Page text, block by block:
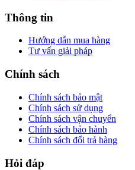
Thông tin
Hướng dẫn mua hàng
Tư vấn giải pháp
Chính sách
Chính sách bảo mật
Chính sách sử dụng
Chính sách vận chuyển
Chính sách bảo hành
Chính sách đổi trả hàng
Hỏi đáp